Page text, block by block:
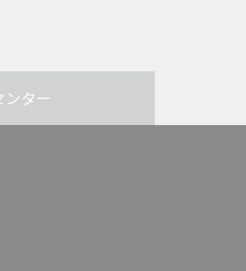
ンター